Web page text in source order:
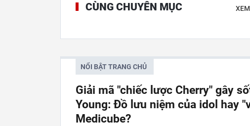
CÙNG CHUYÊN MỤC
NỔI BẬT TRANG CHỦ
Giải mã "chiếc lược Cherry" gây
Young: Đồ lưu niệm của idol hay
Medicube?